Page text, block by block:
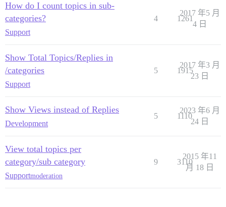
How do I count topics in sub-
categories?
Support
4 1261
2017 年5 月
4 日
Show Total Topics/Replies in
/categories
Support
5 1915
2017 年3 月
23 日
Show Views instead of Replies
Development
5 1110
2023 年6 月
24 日
View total topics per
category/sub category
Supportmoderation
9 3110
2015 年11
月 18 日